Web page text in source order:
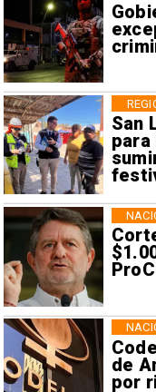
San
para
de
por